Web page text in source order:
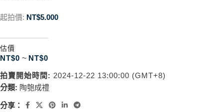
起拍價: NT$5.000
估價
NT$0 ~ NT$0
拍賣開始時間: 2024-12-22 13:00:00 (GMT+8)
分類: 陶匏成禮
分享：